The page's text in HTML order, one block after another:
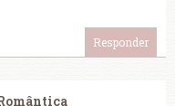
Responder